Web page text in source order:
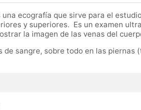
una ecografía que sirve para el
y superiores. Es un examen
la imagen de las venas del
sangre, sobre todo en las piernas